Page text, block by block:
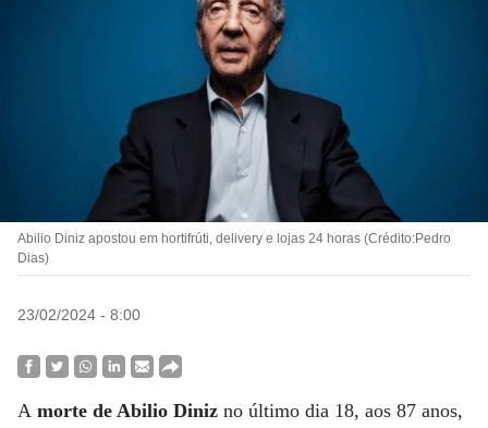
Abilio Diniz apostou em hortifrúti, delivery e lojas 24 horas (Crédito:Pedro
Dias)
23/02/2024 - 8:00
A morte de Abilio Diniz no último dia 18, aos 87 anos,